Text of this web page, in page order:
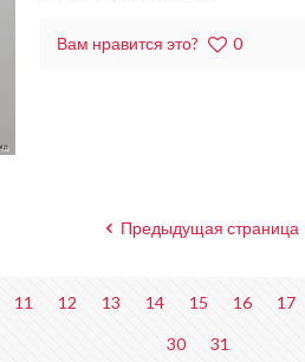
Вам нравится это? 0
Предыдущая страница
11 12 13 14 15 16 17
30 31